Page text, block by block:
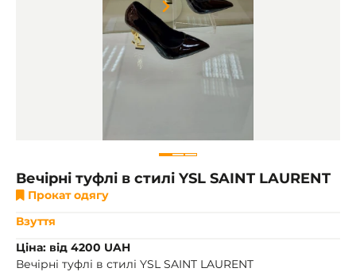
Item
1
of
3
Вечірні туфлі в стилі YSL SAINT LAURENT
Прокат одягу
Взуття
Ціна: від 4200 UAH
Вечірні туфлі в стилі YSL SAINT LAURENT